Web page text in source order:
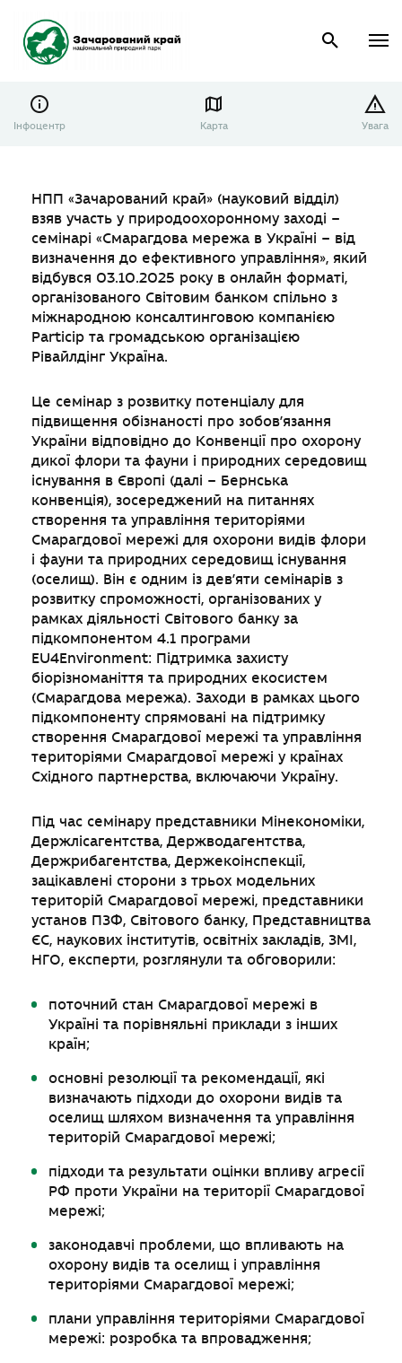
Інфоцентр Карта Увага
НПП «Зачарований край» (науковий відділ)
взяв участь у природоохоронному заході –
семінарі «Смарагдова мережа в Україні – від
визначення до ефективного управління», який
відбувся 03.10.2025 року в онлайн форматі,
організованого Світовим банком спільно з
міжнародною консалтинговою компанією
Particip та громадською організацією
Рівайлдінг Україна.
Це семінар з розвитку потенціалу для
підвищення обізнаності про зобов’язання
України відповідно до Конвенції про охорону
дикої флори та фауни і природних середовищ
існування в Європі (далі – Бернська
конвенція), зосереджений на питаннях
створення та управління територіями
Смарагдової мережі для охорони видів флори
і фауни та природних середовищ існування
(оселищ). Він є одним із дев’яти семінарів з
розвитку спроможності, організованих у
рамках діяльності Світового банку за
підкомпонентом 4.1 програми
EU4Environment: Підтримка захисту
біорізноманіття та природних екосистем
(Смарагдова мережа). Заходи в рамках цього
підкомпоненту спрямовані на підтримку
створення Смарагдової мережі та управління
територіями Смарагдової мережі у країнах
Східного партнерства, включаючи Україну.
Під час семінару представники Мінекономіки,
Держлісагентства, Держводагентства,
Держрибагентства, Держекоінспекції,
зацікавлені сторони з трьох модельних
територій Смарагдової мережі, представники
установ ПЗФ, Світового банку, Представництва
ЄС, наукових інститутів, освітніх закладів, ЗМІ,
НГО, експерти, розглянули та обговорили:
поточний стан Смарагдової мережі в
Україні та порівняльні приклади з інших
країн;
основні резолюції та рекомендації, які
визначають підходи до охорони видів та
оселищ шляхом визначення та управління
територій Смарагдової мережі;
підходи та результати оцінки впливу агресії
РФ проти України на території Смарагдової
мережі;
законодавчі проблеми, що впливають на
охорону видів та оселищ і управління
територіями Смарагдової мережі;
плани управління територіями Смарагдової
мережі: розробка та впровадження;